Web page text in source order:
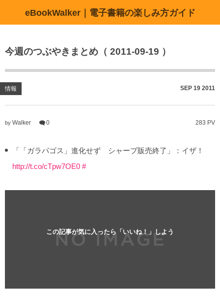
eBookWalker｜電子書籍の楽しみ方ガイド
今週のつぶやきまとめ（ 2011-09-19 ）
情報 SEP 19 2011
by Walker 0 283 PV
「「ガラパゴス」進化せず シャープ販売終了」：イザ！
http://t.co/cTpw7OE0 #
この記事が気に入ったら「いいね！」しよう